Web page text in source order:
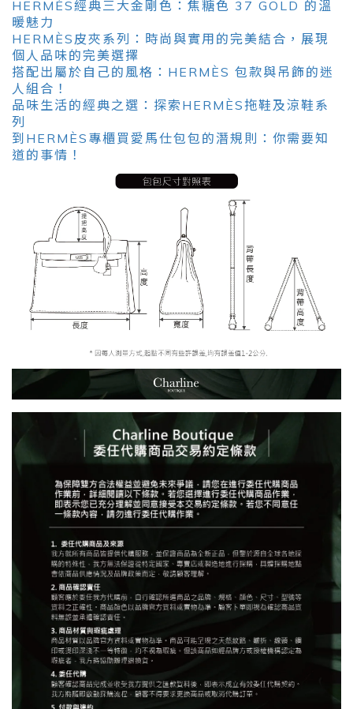
HERMÈS經典三大金剛色：焦糖色 37 GOLD 的溫
暖魅力
HERMÈS皮夾系列：時尚與實用的完美結合，展現
個人品味的完美選擇
搭配出屬於自己的風格：HERMÈS 包款與吊飾的迷
人組合！
品味生活的經典之選：探索HERMÈS拖鞋及涼鞋系
列
到HERMÈS專櫃買愛馬仕包包的潛規則：你需要知
道的事情！